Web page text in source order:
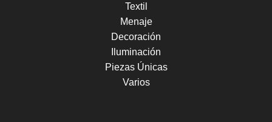
Textil
Menaje
Decoración
Iluminación
Piezas Únicas
Varios